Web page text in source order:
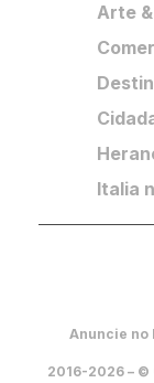
Arte
Italia
Anuncie no
2016-2026 – ©